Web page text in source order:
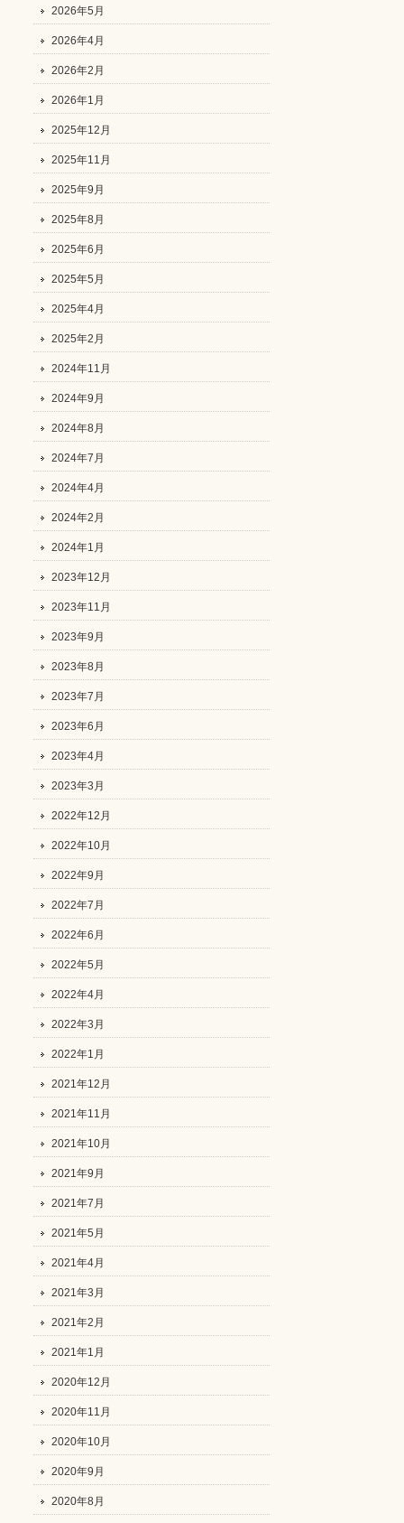
2026年5月
2026年4月
2026年2月
2026年1月
2025年12月
2025年11月
2025年9月
2025年8月
2025年6月
2025年5月
2025年4月
2025年2月
2024年11月
2024年9月
2024年8月
2024年7月
2024年4月
2024年2月
2024年1月
2023年12月
2023年11月
2023年9月
2023年8月
2023年7月
2023年6月
2023年4月
2023年3月
2022年12月
2022年10月
2022年9月
2022年7月
2022年6月
2022年5月
2022年4月
2022年3月
2022年1月
2021年12月
2021年11月
2021年10月
2021年9月
2021年7月
2021年5月
2021年4月
2021年3月
2021年2月
2021年1月
2020年12月
2020年11月
2020年10月
2020年9月
2020年8月